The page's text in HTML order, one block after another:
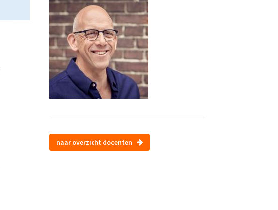
naar overzicht docenten